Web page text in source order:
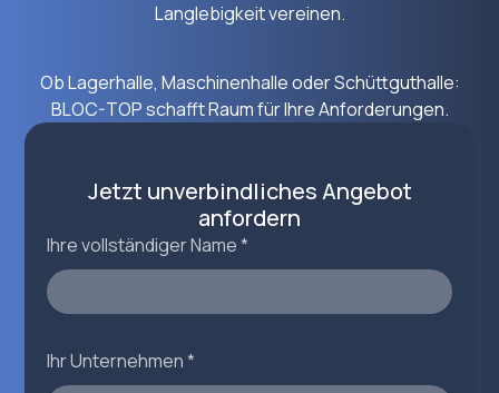
Langlebigkeit vereinen.
Ob Lagerhalle, Maschinenhalle oder Schüttguthalle:
BLOC-TOP schafft Raum für Ihre Anforderungen.
Jetzt unverbindliches Angebot
anfordern
Ihre vollständiger Name *
Ihr Unternehmen *